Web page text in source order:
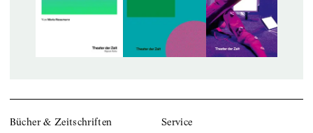
Bücher & Zeitschriften Service